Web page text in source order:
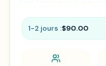
1-2 jours :$90.00